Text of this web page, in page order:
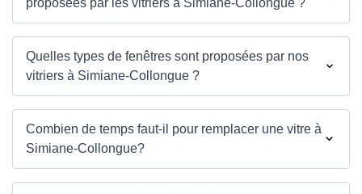
proposées par les vitriers à Simiane-Collongue ?
Quelles types de fenêtres sont proposées par nos
vitriers à Simiane-Collongue ?
Combien de temps faut-il pour remplacer une vitre à
Simiane-Collongue?